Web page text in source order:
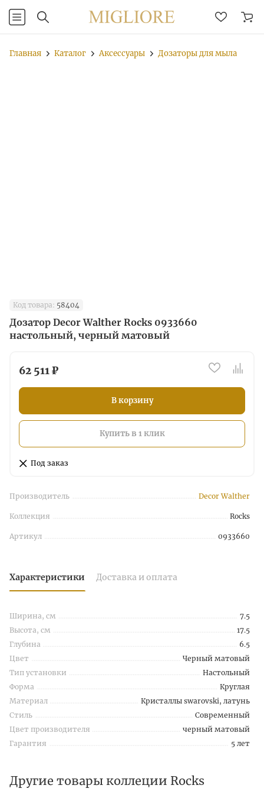
Главная Каталог Аксессуары Дозаторы для мыла
Код товара: 58404
Дозатор Decor Walther Rocks 0933660
настольный, черный матовый
62 511 ₽
В корзину
Купить в 1 клик
Под заказ
Производитель Decor Walther
Коллекция Rocks
Артикул 0933660
Характеристики Доставка и оплата
Ширина, см
7.5
Высота, см
17.5
Глубина
6.5
Цвет
Черный матовый
Тип установки
Настольный
Форма
Круглая
Материал
Кристаллы swarovski, латунь
Стиль
Современный
Цвет производителя
черный матовый
Гарантия
5 лет
Другие товары коллеции Rocks